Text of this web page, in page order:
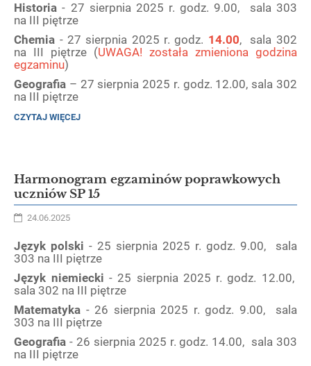
Historia- 27 sierpnia 2025 r. godz. 9.00, sala 303
na III piętrze
Chemia - 27 sierpnia 2025 r. godz. 14.00, sala 302
na III piętrze (UWAGA! została zmieniona godzina
egzaminu)
Geografia – 27 sierpnia 2025 r. godz. 12.00, sala 302
na III piętrze
HARMONOGRAM
CZYTAJ WIĘCEJ
Harmonogram egzaminów poprawkowych
uczniów SP 15
24.06.2025
Język polski- 25 sierpnia 2025 r. godz. 9.00, sala
303 na III piętrze
Język niemiecki - 25 sierpnia 2025 r. godz. 12.00,
sala 302 na III piętrze
Matematyka - 26 sierpnia 2025 r. godz. 9.00, sala
303 na III piętrze
Geografia - 26 sierpnia 2025 r. godz. 14.00, sala 303
na III piętrze